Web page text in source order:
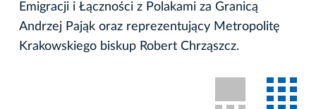
Emigracji i Łączności z Polakami za Granicą
Andrzej Pająk oraz reprezentujący Metropolitę
Krakowskiego biskup Robert Chrząszcz.